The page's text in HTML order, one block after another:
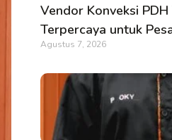
Vendor Konveksi PDH
Terpercaya untuk
Agustus 7, 2026